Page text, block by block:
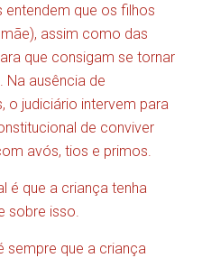
entendem que os filhos
assim como das
que consigam se tornar
Na ausência de
o judiciário intervem para
de conviver
avós, tios e primos.
é que a criança tenha
sobre isso.
sempre que a criança